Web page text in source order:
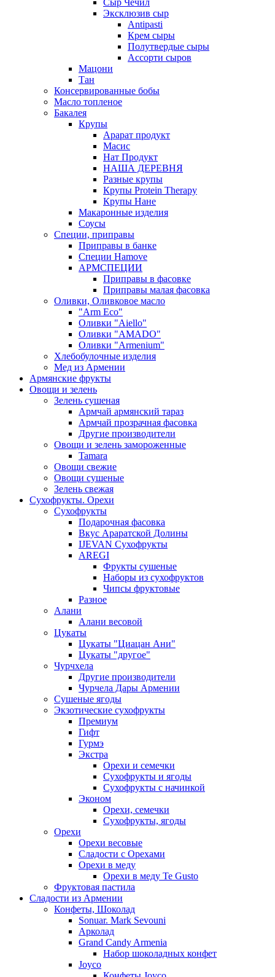
Сыр Чечил
Эксклюзив сыр
Antipasti
Крем сыры
Полутвердые сыры
Ассорти сыров
Мацони
Тан
Консервированные бобы
Масло топленое
Бакалея
Крупы
Арарат продукт
Масис
Нат Продукт
НАША ДЕРЕВНЯ
Разные крупы
Крупы Protein Therapy
Крупы Нане
Макаронные изделия
Соусы
Специи, приправы
Приправы в банке
Специи Hamove
АРМСПЕЦИИ
Приправы в фасовке
Приправы малая фасовка
Оливки, Оливковое масло
"Arm Eco"
Оливки "Aiello"
Оливки "AMADO"
Оливки "Armenium"
Хлебобулочные изделия
Мед из Армении
Армянские фрукты
Овощи и зелень
Зелень сушеная
Армчай армянский тараз
Армчай прозрачная фасовка
Другие производители
Овощи и зелень замороженные
Tamara
Овощи свежие
Овощи сушеные
Зелень свежая
Сухофрукты. Орехи
Сухофрукты
Подарочная фасовка
Вкус Араратской Долины
IJEVAN Сухофрукты
AREGI
Фрукты сушеные
Наборы из сухофруктов
Чипсы фруктовые
Разное
Алани
Алани весовой
Цукаты
Цукаты "Циацан Ани"
Цукаты "другое"
Чурчхела
Другие производители
Чурчела Дары Армении
Сушеные ягоды
Экзотические сухофрукты
Премиум
Гифт
Гурмэ
Экстра
Орехи и семечки
Сухофрукты и ягоды
Сухофрукты с начинкой
Эконом
Орехи, семечки
Сухофрукты, ягоды
Орехи
Орехи весовые
Сладости с Орехами
Орехи в меду
Орехи в меду Te Gusto
Фруктовая пастила
Сладости из Армении
Конфеты, Шоколад
Sonuar. Mark Sevouni
Арколад
Grand Candy Armenia
Набор шоколадных конфет
Joyco